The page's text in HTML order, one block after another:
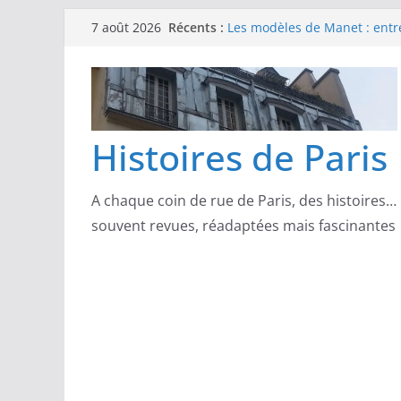
Passer
contenu
7 août 2026 Récents : Les modèles de Manet :
derrière l’impressionnisme
Les modèles de Toulouse-
confidences de la Belle
Les modèles de
complicités au cœur de
Les modèles de Degas :
Histoires de Paris
A chaque coin de rue de Paris, des histoires…
souvent revues, réadaptées mais fascinantes